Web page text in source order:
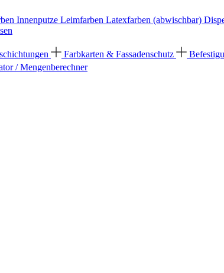
Innenputze Leimfarben Latexfarben (abwischbar)
Farbkarten & Fassadenschutz
/ Mengenberechner